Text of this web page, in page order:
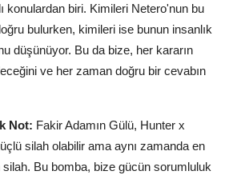
konulardan biri. Kimileri Netero'nun bu
bulurken, kimileri ise bunun insanlık
düşünüyor. Bu da bize, her kararın
ve her zaman doğru bir cevabın
Not: Fakir Adamın Gülü, Hunter x
silah olabilir ama aynı zamanda en
Bu bomba, bize gücün sorumluluk